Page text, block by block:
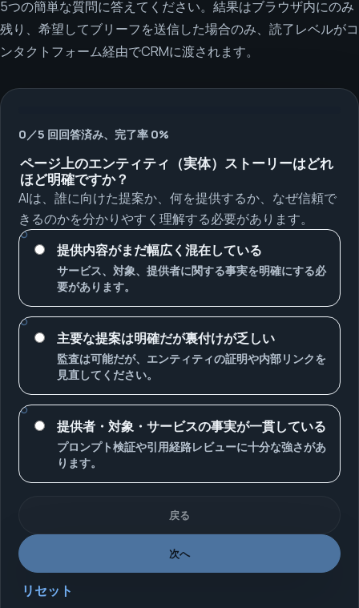
5つの簡単な質問に答えてください。結果はブラウザ内にのみ
残り、希望してブリーフを送信した場合のみ、読了レベルがコ
ンタクトフォーム経由でCRMに渡されます。
0／5 回回答済み、完了率 0%
ページ上のエンティティ（実体）ストーリーはどれ
ほど明確ですか？
AIは、誰に向けた提案か、何を提供するか、なぜ信頼で
きるのかを分かりやすく理解する必要があります。
提供内容がまだ幅広く混在している
サービス、対象、提供者に関する事実を明確にする必
要があります。
主要な提案は明確だが裏付けが乏しい
監査は可能だが、エンティティの証明や内部リンクを
見直してください。
提供者・対象・サービスの事実が一貫している
プロンプト検証や引用経路レビューに十分な強さがあ
ります。
戻る
次へ
リセット